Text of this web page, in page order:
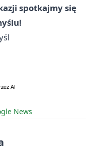
spotkajmy się
News